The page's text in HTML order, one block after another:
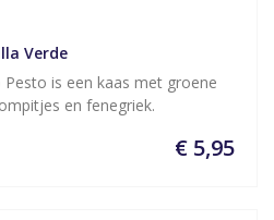
Verde
Pesto is een kaas met groene
en fenegriek.
€ 5,95